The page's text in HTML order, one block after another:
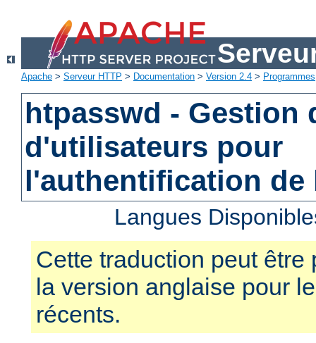
Apache > Serveur HTTP > Documentation > Version 2.4 > Programmes
htpasswd - Gestion
d'utilisateurs pour
l'authentification de
Langues
Cette traduction peut être
la version anglaise pour
récents.